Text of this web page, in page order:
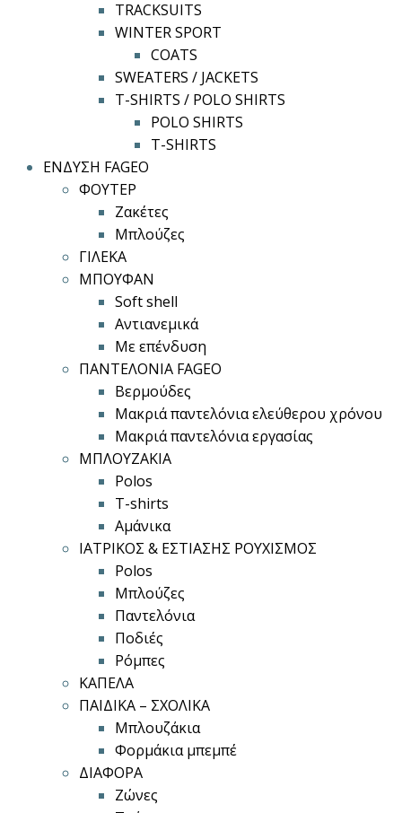
TRACKSUITS
WINTER SPORT
COATS
SWEATERS / JACKETS
T-SHIRTS / POLO SHIRTS
POLO SHIRTS
T-SHIRTS
ΕΝΔΥΣΗ FAGEO
ΦΟΥΤΕΡ
Ζακέτες
Μπλούζες
ΓΙΛΕΚΑ
ΜΠΟΥΦΑΝ
Soft shell
Αντιανεμικά
Με επένδυση
ΠΑΝΤΕΛΟΝΙΑ FAGEO
Βερμούδες
Μακριά παντελόνια ελεύθερου χρόνου
Μακριά παντελόνια εργασίας
ΜΠΛΟΥΖΑΚΙΑ
Polos
T-shirts
Αμάνικα
ΙΑΤΡΙΚΟΣ & ΕΣΤΙΑΣΗΣ ΡΟΥΧΙΣΜΟΣ
Polos
Μπλούζες
Παντελόνια
Ποδιές
Ρόμπες
ΚΑΠΕΛΑ
ΠΑΙΔΙΚΑ – ΣΧΟΛΙΚΑ
Μπλουζάκια
Φορμάκια μπεμπέ
ΔΙΑΦΟΡΑ
Ζώνες